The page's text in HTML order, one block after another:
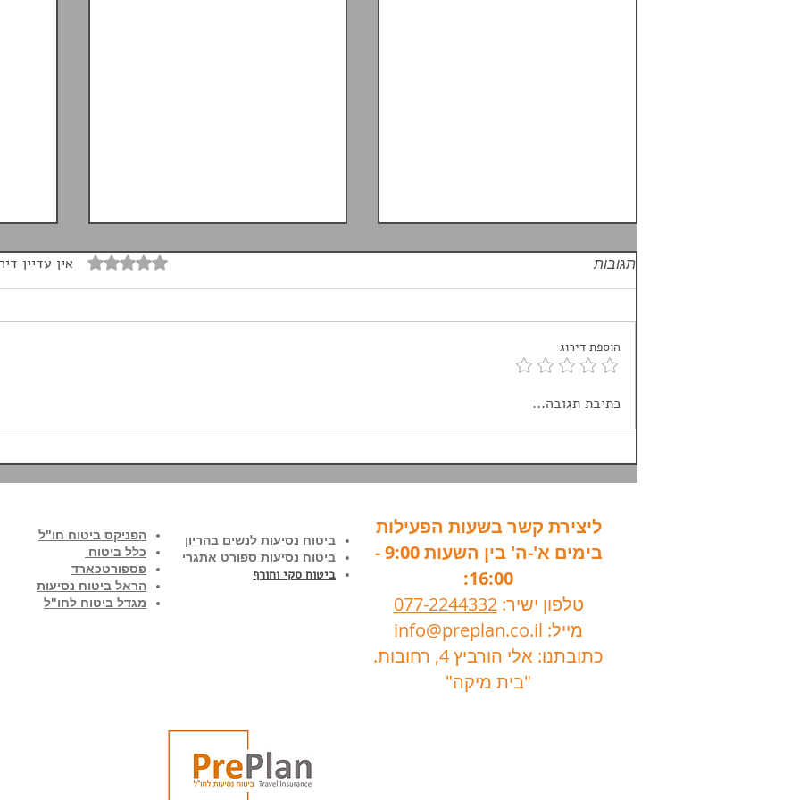
ביטוח נסיעות פספורטכארד
תגובות דירוג של 0 מתוך 5 כוכבים אין עדיין
הוספת דירוג
כתיבת תגובה...
ליצירת קשר בשעות הפעילות
בימים א'-ה' בין השעות 9:00 -
16:00:
טלפון ישיר:077-2244332
מייל: info@preplan.co.il
כתובתנו: אלי הורביץ 4, רחובות.
"בית מיקה"
ביטוח נסיעות לנשים בהריון
ביטוח נסיעות ספורט אתגרי
ביטוח סקי וחורף
הפניקס ביטוח חו"ל
כלל ביטוח
פספורטכארד
הראל ביטוח נסיעות
מגדל ביטוח לחו"ל